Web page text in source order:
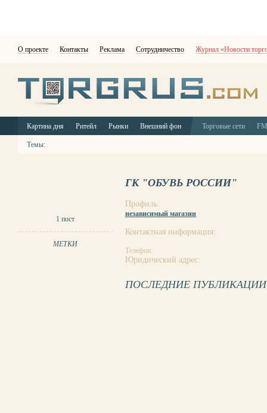
О проекте Контакты Реклама Сотрудничество Журнал «Новости
Картина дня Ритейл Рынки Внешний фон Торговые сети
Темы:
1 пост
МЕТКИ
ГК "ОБУВЬ РОССИИ"
Профиль:
независимый магазин
Контактная информация:
Телефон:
Юридический адрес:
ПОСЛЕДНИЕ